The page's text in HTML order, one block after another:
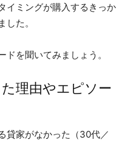
イミングが購入するきっか
た。
を聞いてみましょう。
理由やエピソー
貸家がなかった（30代／